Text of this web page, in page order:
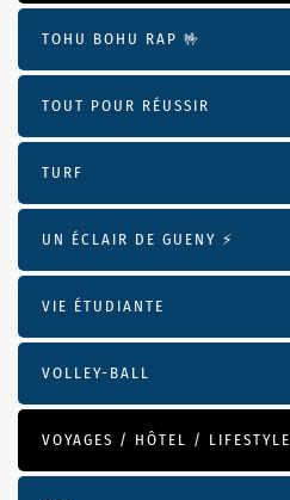
TOHU BOHU RAP 🤟
TOUT POUR RÉUSSIR
TURF
UN ÉCLAIR DE GUENY ⚡️
VIE ÉTUDIANTE
VOLLEY-BALL
VOYAGES / HÔTEL / LIFESTYLE